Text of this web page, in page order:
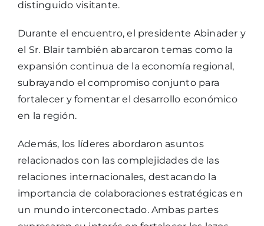
distinguido visitante.
Durante el encuentro, el presidente Abinader y
el Sr. Blair también abarcaron temas como la
expansión continua de la economía regional,
subrayando el compromiso conjunto para
fortalecer y fomentar el desarrollo económico
en la región.
Además, los líderes abordaron asuntos
relacionados con las complejidades de las
relaciones internacionales, destacando la
importancia de colaboraciones estratégicas en
un mundo interconectado. Ambas partes